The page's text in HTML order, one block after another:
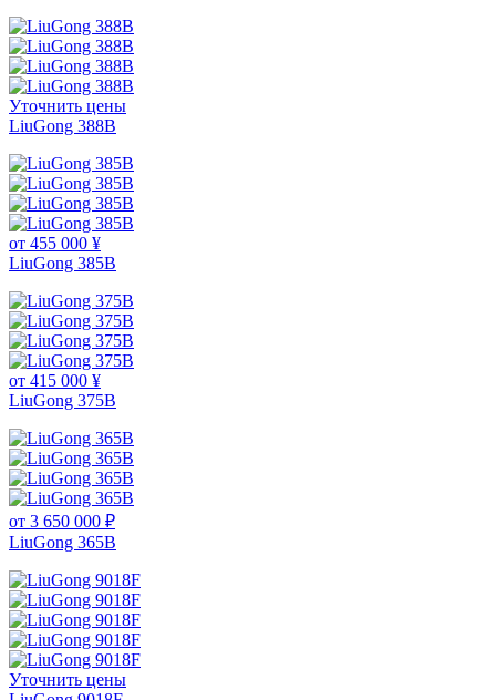
Уточнить цены
LiuGong 388В
от 455 000 ¥
LiuGong 385B
от 415 000 ¥
LiuGong 375B
от 3 650 000 ₽
LiuGong 365B
Уточнить цены